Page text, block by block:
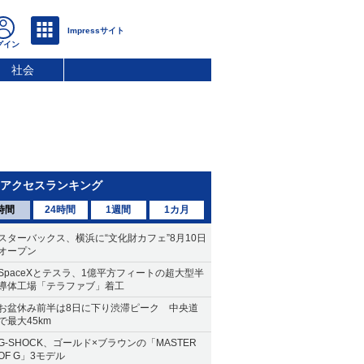
社会
アクセスランキング
間 24時間 1週間 1カ月
ターバックス、横浜に“文化財カフェ”8月10日
ープン
とテスラ、1億平方フィートの超大型半
体工場「テラファブ」着工
盆休み前半は8日に下り渋滞ピーク 中央道
最大45km
SHOCK、ゴールド×ブラウンの「MASTER
G」3モデル